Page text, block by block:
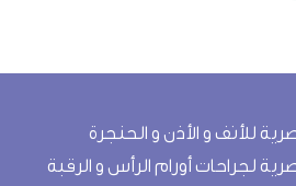
للأنف و الأذن و الحنجرة
لجراحات أورام الرأس و الرقبة